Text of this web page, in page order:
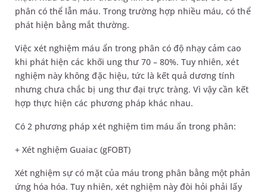
phân có thể lẫn máu. Trong trường hợp nhiều máu, có thể
phát hiện bằng mắt thường.
Việc xét nghiệm máu ẩn trong phân có độ nhạy cảm cao
khi phát hiện các khối ung thư 70 – 80%. Tuy nhiên, xét
nghiệm này không đặc hiệu, tức là kết quả dương tính
nhưng chưa chắc bị ung thư đại trực tràng. Vì vậy cần kết
hợp thực hiện các phương pháp khác nhau.
Có 2 phương pháp xét nghiệm tìm máu ẩn trong phân:
+ Xét nghiệm Guaiac (gFOBT)
Xét nghiệm sự có mặt của máu trong phân bằng một phản
ứng hóa hóa. Tuy nhiên, xét nghiệm này đòi hỏi phải lấy